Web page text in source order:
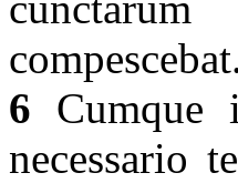
6 Cumque
necessario